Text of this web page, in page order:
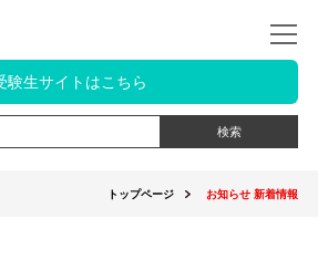
験生サイトはこちら
トップページ お知らせ 新着情報